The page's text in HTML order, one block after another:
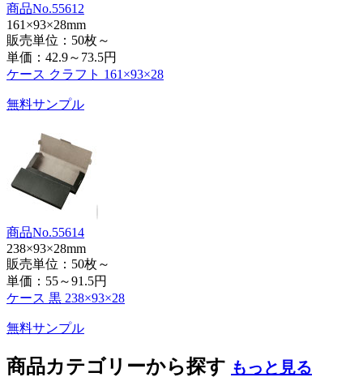
商品No.55612
161×93×28mm
販売単位：50枚～
単価： 42.9～73.5円
ケース クラフト 161×93×28
無料サンプル
商品No.55614
238×93×28mm
販売単位：50枚～
単価： 55～91.5円
ケース 黒 238×93×28
無料サンプル
商品カテゴリーから探す もっと見る